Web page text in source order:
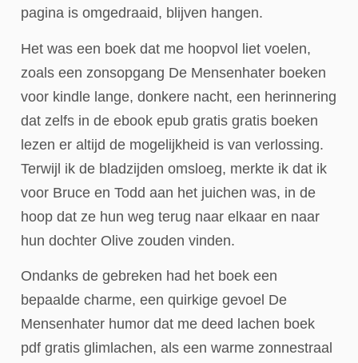
pagina is omgedraaid, blijven hangen.
Het was een boek dat me hoopvol liet voelen,
zoals een zonsopgang De Mensenhater boeken
voor kindle lange, donkere nacht, een herinnering
dat zelfs in de ebook epub gratis gratis boeken
lezen er altijd de mogelijkheid is van verlossing.
Terwijl ik de bladzijden omsloeg, merkte ik dat ik
voor Bruce en Todd aan het juichen was, in de
hoop dat ze hun weg terug naar elkaar en naar
hun dochter Olive zouden vinden.
Ondanks de gebreken had het boek een
bepaalde charme, een quirkige gevoel De
Mensenhater humor dat me deed lachen boek
pdf gratis glimlachen, als een warme zonnestraal